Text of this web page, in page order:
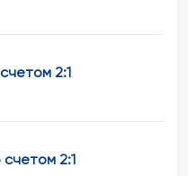
2:1
2:1